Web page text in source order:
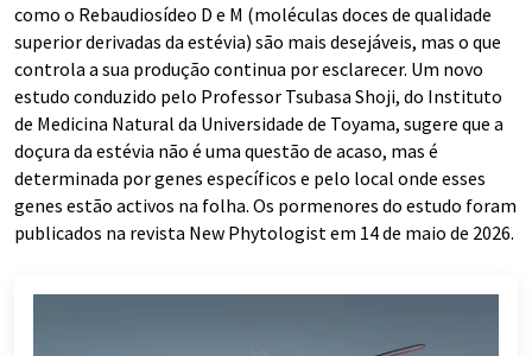
como o Rebaudiosídeo D e M (moléculas doces de qualidade
superior derivadas da estévia) são mais desejáveis, mas o que
controla a sua produção continua por esclarecer. Um novo
estudo conduzido pelo Professor Tsubasa Shoji, do Instituto
de Medicina Natural da Universidade de Toyama, sugere que a
doçura da estévia não é uma questão de acaso, mas é
determinada por genes específicos e pelo local onde esses
genes estão activos na folha. Os pormenores do estudo foram
publicados na revista New Phytologist em 14 de maio de 2026.